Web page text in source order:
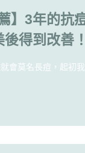
】3年的抗
得到改善！
會莫名長痘，起初